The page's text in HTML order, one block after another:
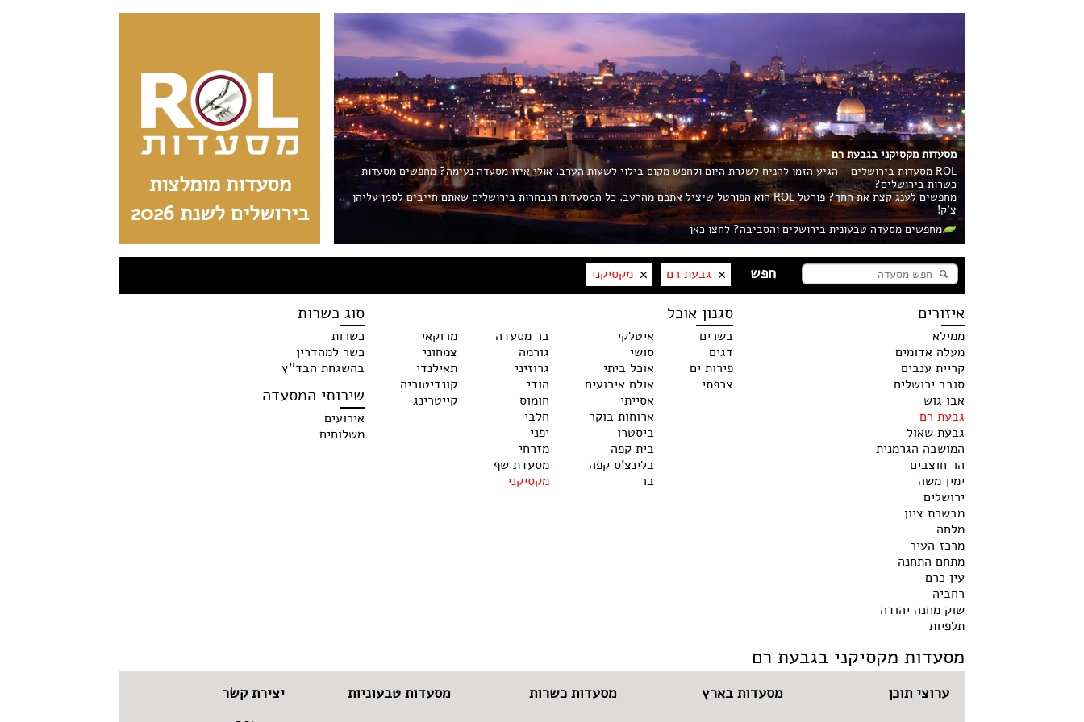
מסעדות מומלצות
בירושלים לשנת 2026
מסעדות מקסיקני בגבעת רם
ROL מסעדות בירושלים - הגיע הזמן להניח לשגרת היום ולחפש מקום בילוי לשעות הערב. אולי איזו מסעדה נעימה? מחפשים מסעדות
כשרות בירושלים?
מחפשים לענג קצת את החך? פורטל ROL הוא הפורטל שיציל אתכם מהרעב. כל המסעדות הנבחרות בירושלים שאתם חייבים לסמן עליהן
צ'ק!
מחפשים מסעדה טבעונית בירושלים והסביבה? לחצו כאן
גבעת רם מקסיקני
איזורים
ממילא
מעלה אדומים
קריית ענבים
סובב ירושלים
אבו גוש
גבעת רם
גבעת שאול
המושבה הגרמנית
הר חוצבים
ימין משה
ירושלים
מבשרת ציון
מלחה
מרכז העיר
מתחם התחנה
עין כרם
רחביה
שוק מחנה יהודה
תלפיות
סגנון אוכל
בשרים
דגים
פירות ים
צרפתי
איטלקי
סושי
אוכל ביתי
אולם אירועים
אסייתי
ארוחות בוקר
ביסטרו
בית קפה
בלינצ'ס קפה
בר
בר מסעדה
גורמה
גרוזיני
הודי
חומוס
חלבי
יפני
מזרחי
מסעדת שף
מקסיקני
מרוקאי
צמחוני
תאילנדי
קונדיטוריה
קייטרינג
סוג כשרות
כשרות
כשר למהדרין
בהשגחת הבד''ץ
שירותי המסעדה
אירועים
משלוחים
מסעדות מקסיקני בגבעת רם
ערוצי תוכן מסעדות בארץ מסעדות כשרות מסעדות טבעוניות יצירת קשר